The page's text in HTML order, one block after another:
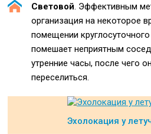
Световой. Эффективным
организация на некоторое
помещении
помешает неприятным
утренние часы, после чего
переселиться.
Эхолокация у